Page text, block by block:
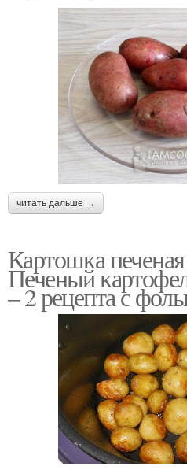
читать дальше →
Картошка
Печеный
– 2 рецепта с